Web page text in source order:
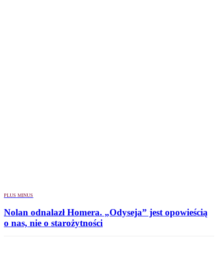
PLUS MINUS
Nolan odnalazł Homera. „Odyseja” jest opowieścią
o nas, nie o starożytności